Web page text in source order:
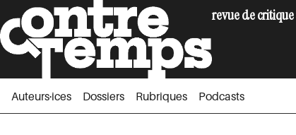
Auteurs·ices
revue de critique
Auteurs·ices Dossiers Rubriques Podcasts